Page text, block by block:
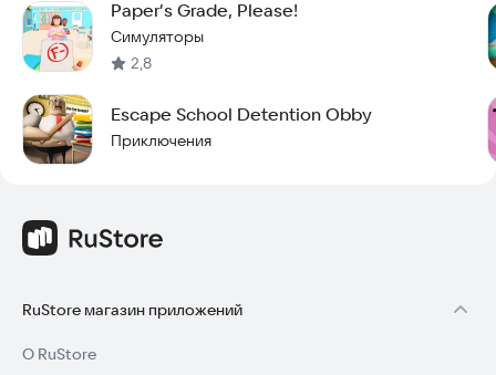
преподавания. Испытайте себя в роли наставника:
выпускайте учеников, проверяйте работы, проводите тесты
и совершенствуйте свои школьные знания. Идеально
подходит для начинающих учителей и студентов. Станьте
учителем уже сегодня!
Paper’s Grade, Please!
Симуляторы
2,8
Escape School Detention Obby
Приключения
RuStore магазин приложений
О RuStore